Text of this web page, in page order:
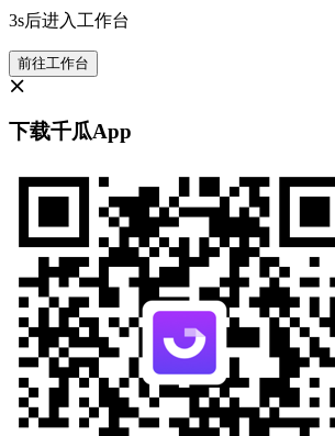
3s后进入工作台
前往工作台
下载千瓜App